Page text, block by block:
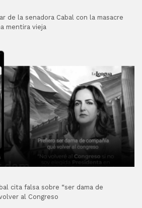
de la senadora Cabal con la masacre
mentira vieja
cita falsa sobre “ser dama de
al Congreso